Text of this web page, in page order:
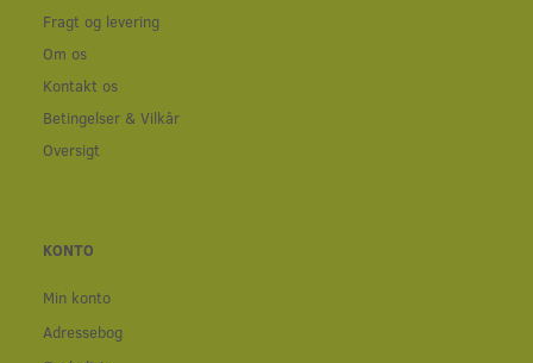
Fragt og levering
Om os
Kontakt os
Betingelser & Vilkår
Oversigt
KONTO
Min konto
Adressebog